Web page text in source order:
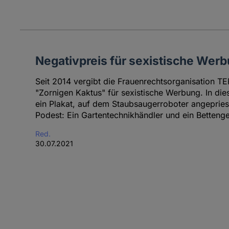
Negativpreis für sexistische
Seit 2014 vergibt die Frauenrechtsorganisation
"Zornigen Kaktus" für sexistische Werbung. In
ein Plakat, auf dem Staubsaugerroboter
Podest: Ein Gartentechnikhändler und ein
Red.
30.07.2021